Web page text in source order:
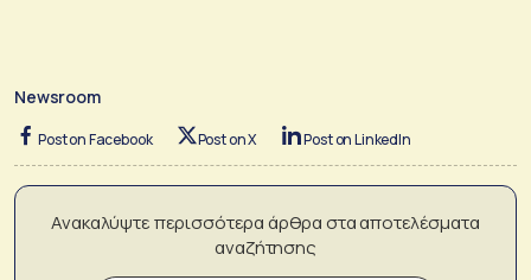
Newsroom
Post on Facebook Post on X Post on LinkedIn
Ανακαλύψτε περισσότερα άρθρα στα αποτελέσματα
αναζήτησης